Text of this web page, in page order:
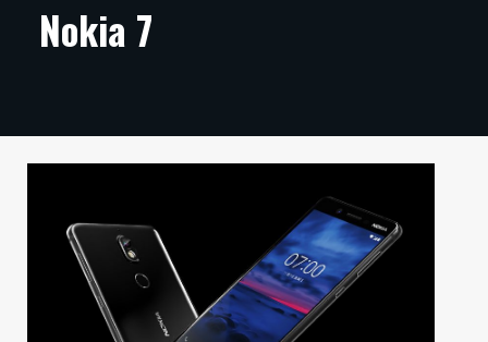
ARTIKKELIT
TECHBBS
HINTA.FI
VAIHDA TEEMA
Nokia 7